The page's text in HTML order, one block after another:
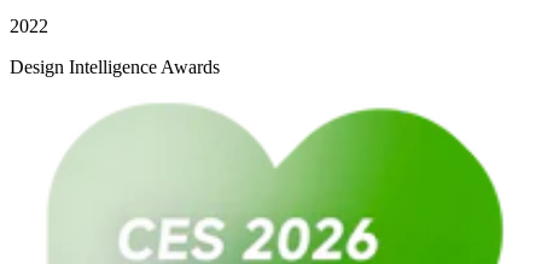
2022
Design Intelligence Awards